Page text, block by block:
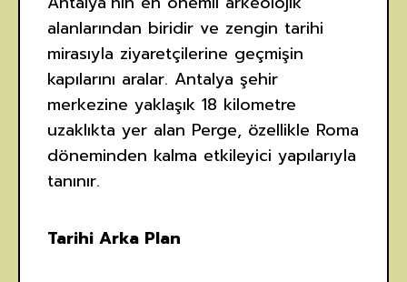
alanlarından biridir ve zengin tarihi
mirasıyla ziyaretçilerine geçmişin
kapılarını aralar. Antalya şehir
merkezine yaklaşık 18 kilometre
uzaklıkta yer alan Perge, özellikle Roma
döneminden kalma etkileyici yapılarıyla
tanınır.
Tarihi Arka Plan